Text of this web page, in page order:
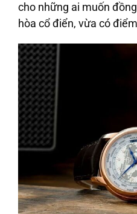
cho những ai muốn
hòa cổ điển, vừa có